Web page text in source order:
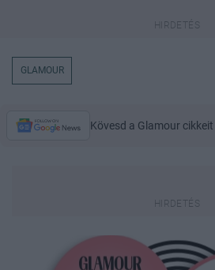
GLAMOUR
Kövesd a Glamour cikkeit